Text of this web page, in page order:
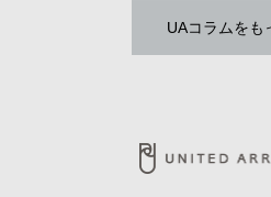
UAコラムをも